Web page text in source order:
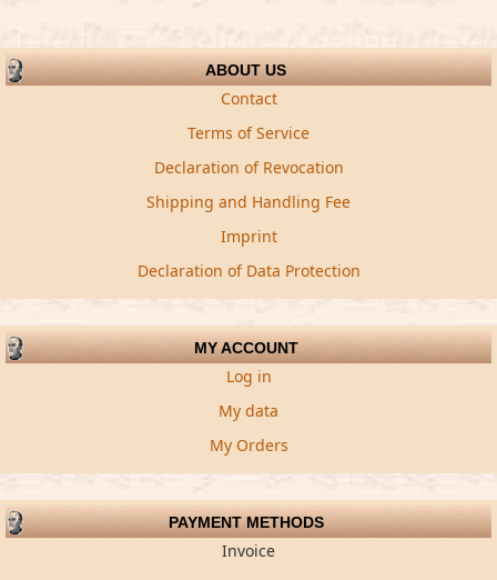
ABOUT US
Contact
Terms of Service
Declaration of Revocation
Shipping and Handling Fee
Imprint
Declaration of Data Protection
MY ACCOUNT
Log in
My data
My Orders
PAYMENT METHODS
Invoice